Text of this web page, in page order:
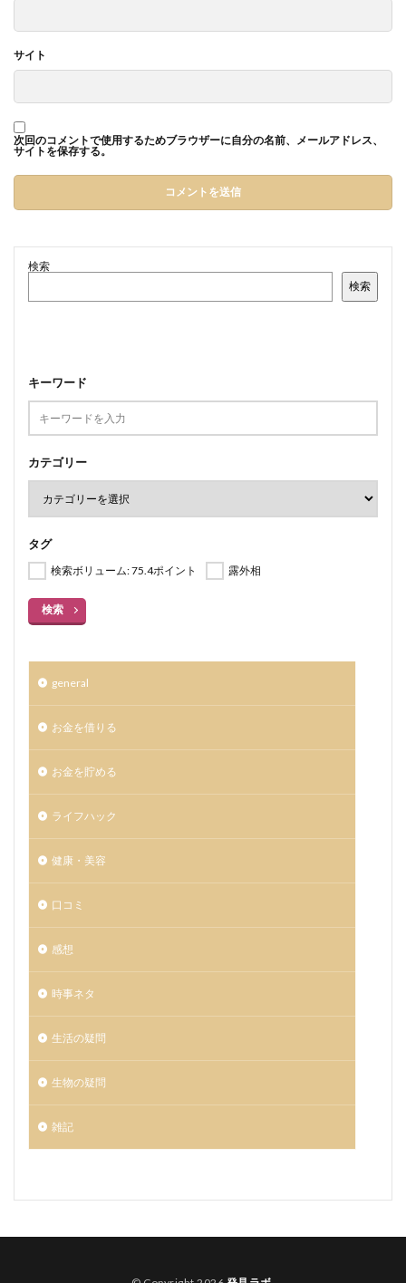
サイト
次回のコメントで使用するためブラウザーに自分の名前、メールアドレス、
サイトを保存する。
検索
検索
キーワード
カテゴリー
タグ
検索ボリューム: 75.4ポイント 露外相
検索
general
お金を借りる
お金を貯める
ライフハック
健康・美容
口コミ
感想
時事ネタ
生活の疑問
生物の疑問
雑記